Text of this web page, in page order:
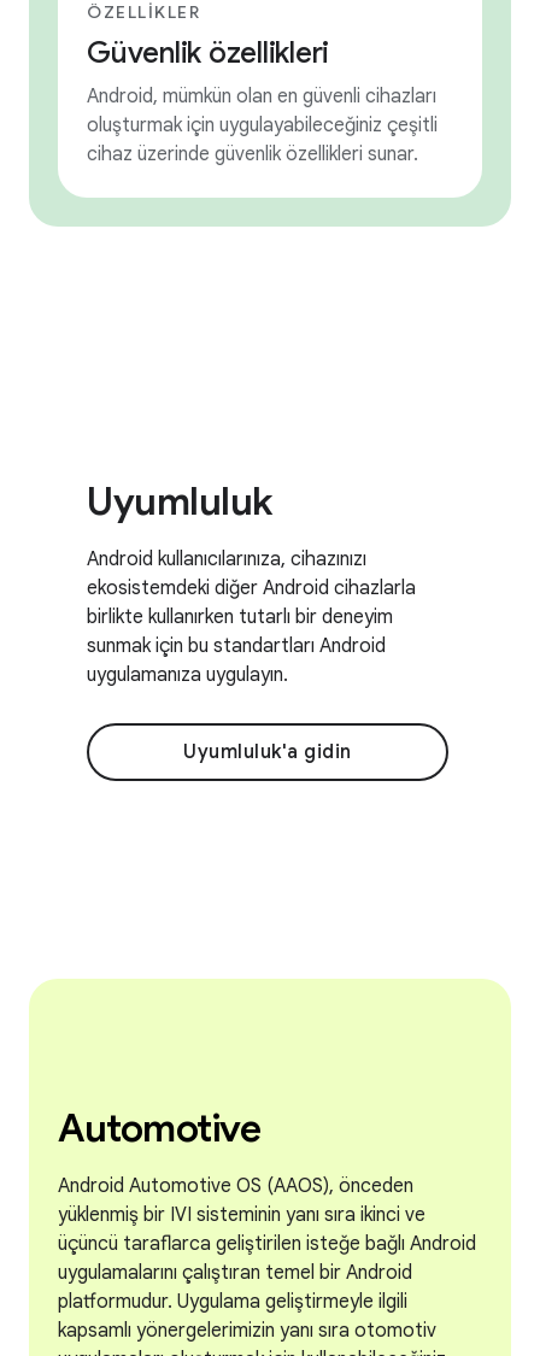
ÖZELLIKLER
Güvenlik özellikleri
Android, mümkün olan en güvenli cihazları
oluşturmak için uygulayabileceğiniz çeşitli
cihaz üzerinde güvenlik özellikleri sunar.
Uyumluluk
Android kullanıcılarınıza, cihazınızı
ekosistemdeki diğer Android cihazlarla
birlikte kullanırken tutarlı bir deneyim
sunmak için bu standartları Android
uygulamanıza uygulayın.
Uyumluluk'a gidin
Automotive
Android Automotive OS (AAOS), önceden
yüklenmiş bir IVI sisteminin yanı sıra ikinci ve
üçüncü taraflarca geliştirilen isteğe bağlı Android
uygulamalarını çalıştıran temel bir Android
platformudur. Uygulama geliştirmeyle ilgili
kapsamlı yönergelerimizin yanı sıra otomotiv